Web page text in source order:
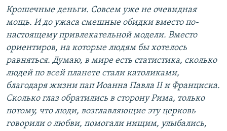
Крошечные деньги. Совсем уже не очевидная
мощь. И до ужаса смешные обидки вместо по-
настоящему привлекательной модели. Вместо
ориентиров, на которые людям бы хотелось
равняться. Думаю, в мире есть статистика, сколько
людей по всей планете стали католиками,
благодаря жизни пап Иоанна Павла II и Франциска.
Сколько глаз обратились в сторону Рима, только
потому, что люди, возглавляющие эту церковь
говорили о любви, помогали нищим, улыбались,